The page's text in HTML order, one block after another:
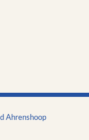
Ahrenshoop